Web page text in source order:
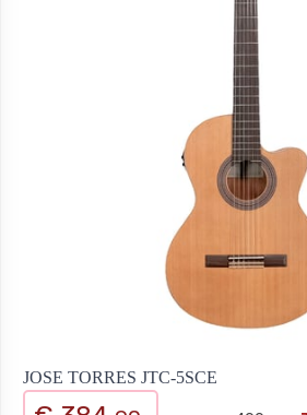
JOSE TORRES JTC-5SCE